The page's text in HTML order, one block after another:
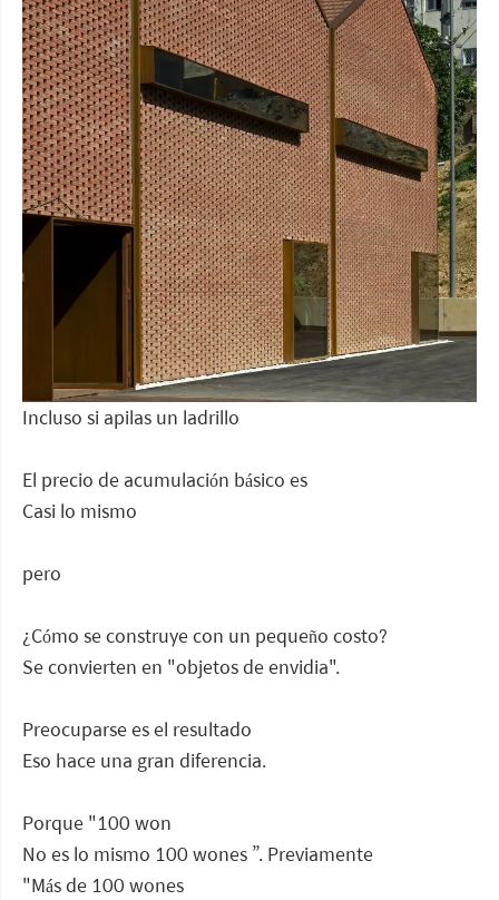
Incluso si apilas un ladrillo
El precio de acumulación básico es
Casi lo mismo
pero
¿Cómo se construye con un pequeño costo?
Se convierten en "objetos de envidia".
Preocuparse es el resultado
Eso hace una gran diferencia.
Porque "100 won
No es lo mismo 100 wones ”. Previamente
"Más de 100 wones